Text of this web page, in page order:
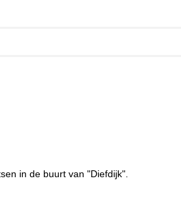
in de buurt van "Diefdijk".